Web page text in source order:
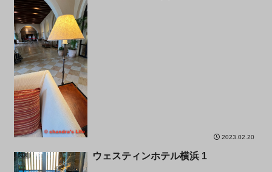
2023.02.20
関東 ウェスティンホテル横浜 1